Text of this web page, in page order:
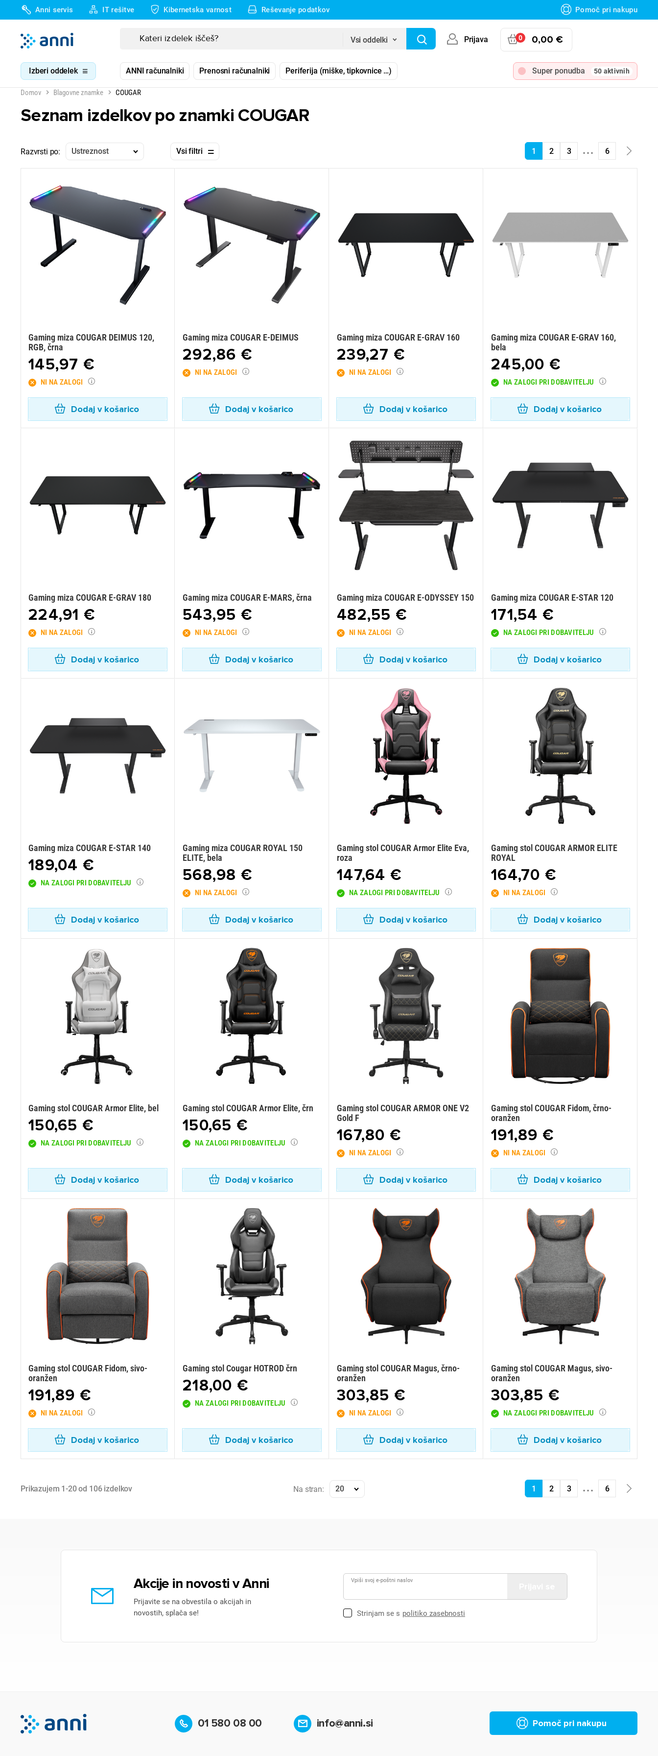
Anni servis IT rešitve Kibernetska varnost Reševanje podatkov Pomoč pri nakupu
Vsi oddelki Prijava 0 0,00 €
Izberi oddelek ANNI računalniki Prenosni računalniki Periferija (miške, tipkovnice …) Super ponudba 50 aktivnih
Domov Blagovne znamke COUGAR
Seznam izdelkov po znamki COUGAR
Razvrsti po: Ustreznost Vsi filtri 1 2 3 ... 6
Gaming miza COUGAR DEIMUS 120,
RGB, črna
145,97 €
NI NA ZALOGI
Dodaj v košarico
Gaming miza COUGAR E-DEIMUS
292,86 €
NI NA ZALOGI
Dodaj v košarico
Gaming miza COUGAR E-GRAV 160
239,27 €
NI NA ZALOGI
Dodaj v košarico
Gaming miza COUGAR E-GRAV 160,
bela
245,00 €
NA ZALOGI PRI DOBAVITELJU
Dodaj v košarico
Gaming miza COUGAR E-GRAV 180
224,91 €
NI NA ZALOGI
Dodaj v košarico
Gaming miza COUGAR E-MARS, črna
543,95 €
NI NA ZALOGI
Dodaj v košarico
Gaming miza COUGAR E-ODYSSEY 150
482,55 €
NI NA ZALOGI
Dodaj v košarico
Gaming miza COUGAR E-STAR 120
171,54 €
NA ZALOGI PRI DOBAVITELJU
Dodaj v košarico
Gaming miza COUGAR E-STAR 140
189,04 €
NA ZALOGI PRI DOBAVITELJU
Dodaj v košarico
Gaming miza COUGAR ROYAL 150
ELITE, bela
568,98 €
NI NA ZALOGI
Dodaj v košarico
Gaming stol COUGAR Armor Elite Eva,
roza
147,64 €
NA ZALOGI PRI DOBAVITELJU
Dodaj v košarico
Gaming stol COUGAR ARMOR ELITE
ROYAL
164,70 €
NI NA ZALOGI
Dodaj v košarico
Gaming stol COUGAR Armor Elite, bel
150,65 €
NA ZALOGI PRI DOBAVITELJU
Dodaj v košarico
Gaming stol COUGAR Armor Elite, črn
150,65 €
NA ZALOGI PRI DOBAVITELJU
Dodaj v košarico
Gaming stol COUGAR ARMOR ONE V2
Gold F
167,80 €
NI NA ZALOGI
Dodaj v košarico
Gaming stol COUGAR Fidom, črno-
oranžen
191,89 €
NI NA ZALOGI
Dodaj v košarico
Gaming stol COUGAR Fidom, sivo-
oranžen
191,89 €
NI NA ZALOGI
Dodaj v košarico
Gaming stol Cougar HOTROD črn
218,00 €
NA ZALOGI PRI DOBAVITELJU
Dodaj v košarico
Gaming stol COUGAR Magus, črno-
oranžen
303,85 €
NI NA ZALOGI
Dodaj v košarico
Gaming stol COUGAR Magus, sivo-
oranžen
303,85 €
NA ZALOGI PRI DOBAVITELJU
Dodaj v košarico
Prikazujem 1-20 od 106 izdelkov Na stran: 20 1 2 3 ... 6
Akcije in novosti v Anni
Prijavite se na obvestila o akcijah in
novostih, splača se!
Vpiši svoj e-poštni naslov
Strinjam se s politiko zasebnosti
01 580 08 00 info@anni.si Pomoč pri nakupu
Prijava
Za dodajanje na seznam želja morate biti prijavljeni.
Prekliči Prijava